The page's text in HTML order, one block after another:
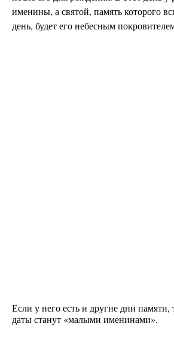
именины, а святой, память которого
день, будет его небесным
Если у него есть и другие дни памяти,
даты станут «малыми именинами».